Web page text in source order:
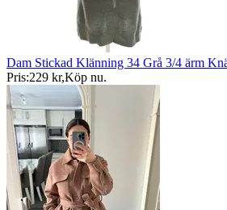
Dam Stickad Klänning 34 Grå 3/4 ärm
Pris:229 kr,Köp nu.